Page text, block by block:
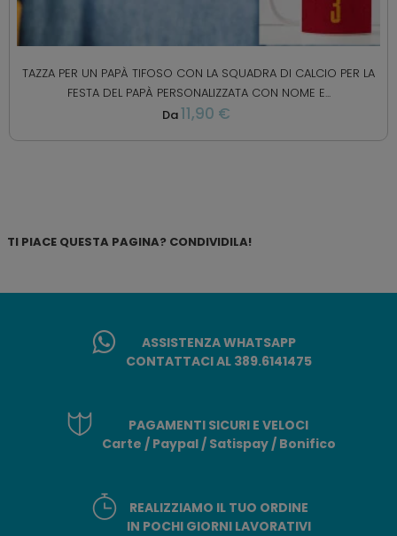
TAZZA PER UN PAPÀ TIFOSO CON LA SQUADRA DI CALCIO PER LA
FESTA DEL PAPÀ PERSONALIZZATA CON NOME E...
Da11,90 €
TI PIACE QUESTA PAGINA? CONDIVIDILA!
ASSISTENZA WHATSAPP
CONTATTACI AL 389.6141475
PAGAMENTI SICURI E VELOCI
Carte / Paypal / Satispay / Bonifico
REALIZZIAMO IL TUO ORDINE
IN POCHI GIORNI LAVORATIVI